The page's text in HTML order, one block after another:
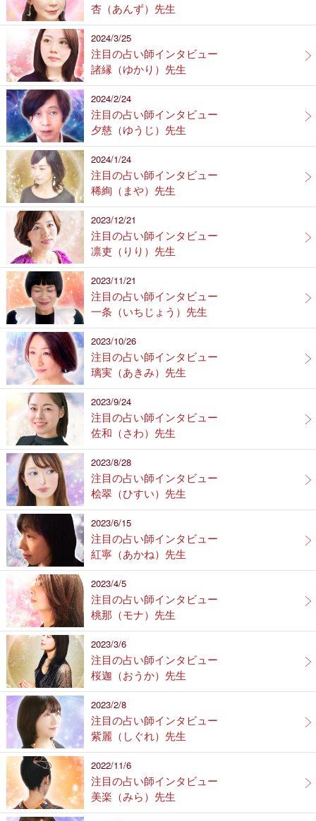
杏（あんず）先生
2024/3/25
注目の占い師インタビュー
諸縁（ゆかり）先生
2024/2/24
注目の占い師インタビュー
夕慈（ゆうじ）先生
2024/1/24
注目の占い師インタビュー
稀絢（まや）先生
2023/12/21
注目の占い師インタビュー
凛吏（りり）先生
2023/11/21
注目の占い師インタビュー
一条（いちじょう）先生
2023/10/26
注目の占い師インタビュー
璃実（あきみ）先生
2023/9/24
注目の占い師インタビュー
佐和（さわ）先生
2023/8/28
注目の占い師インタビュー
桧翠（ひすい）先生
2023/6/15
注目の占い師インタビュー
紅寧（あかね）先生
2023/4/5
注目の占い師インタビュー
桃那（モナ）先生
2023/3/6
注目の占い師インタビュー
桜迦（おうか）先生
2023/2/8
注目の占い師インタビュー
紫麗（しぐれ）先生
2022/11/6
注目の占い師インタビュー
美楽（みら）先生